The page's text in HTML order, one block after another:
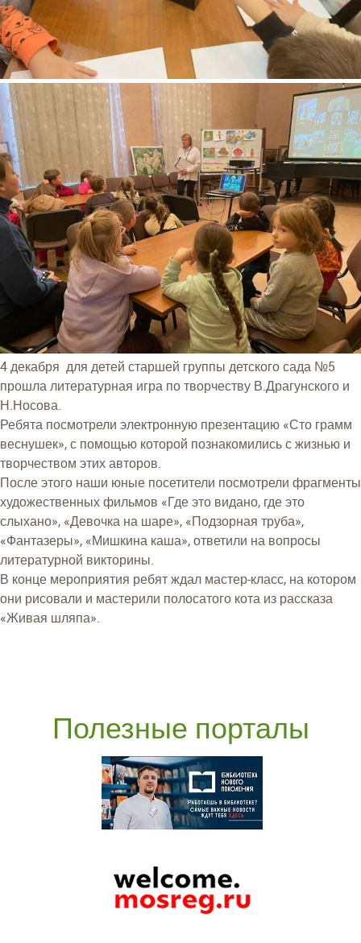
4 декабря для детей старшей группы детского сада №5
прошла литературная игра по творчеству В.Драгунского и
Н.Носова.
Ребята посмотрели электронную презентацию «Сто грамм
веснушек», с помощью которой познакомились с жизнью и
творчеством этих авторов.
После этого наши юные посетители посмотрели фрагменты
художественных фильмов «Где это видано, где это
слыхано», «Девочка на шаре», «Подзорная труба»,
«Фантазеры», «Мишкина каша», ответили на вопросы
литературной викторины.
В конце мероприятия ребят ждал мастер-класс, на котором
они рисовали и мастерили полосатого кота из рассказа
«Живая шляпа».
Полезные порталы